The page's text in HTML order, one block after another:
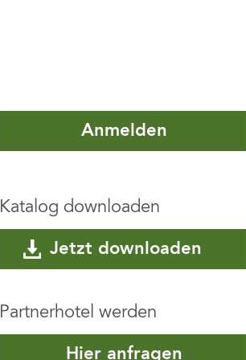
Anmelden
Katalog downloaden
Jetzt downloaden
Partnerhotel werden
Hier anfragen